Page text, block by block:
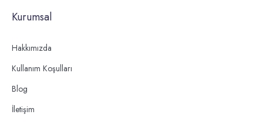
Kurumsal
Hakkımızda
Kullanım Koşulları
Blog
İletişim